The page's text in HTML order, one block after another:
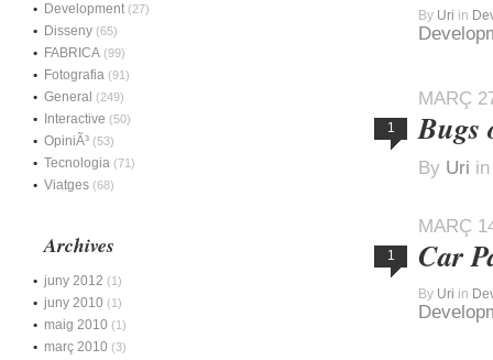
By Uri in
MARÇ
1 Bugs
By Uri
MARÇ
1 Car
By Uri in
Development (27)
Disseny (65)
FABRICA (99)
Fotografia (91)
General (249)
Interactive (50)
OpiniÃ³ (53)
Tecnologia (71)
Viatges (68)
Archives
juny 2012 (1)
juny 2010 (1)
maig 2010 (1)
març 2010 (3)